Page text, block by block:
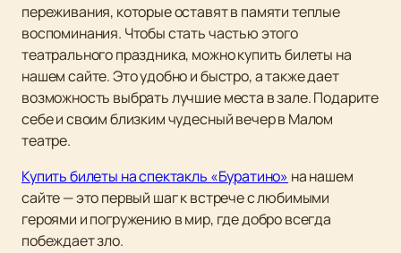
переживания, которые оставят в памяти теплые
воспоминания. Чтобы стать частью этого
театрального праздника, можно купить билеты на
нашем сайте. Это удобно и быстро, а также дает
возможность выбрать лучшие места в зале. Подарите
себе и своим близким чудесный вечер в Малом
театре.
Купить билеты на спектакль «Буратино» на нашем
сайте — это первый шаг к встрече с любимыми
героями и погружению в мир, где добро всегда
побеждает зло.